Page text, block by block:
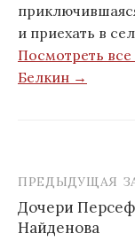
и приехать в
Посмотреть
Белкин →
Н
ПРЕДЫДУЩАЯ
Дочери
Найденова